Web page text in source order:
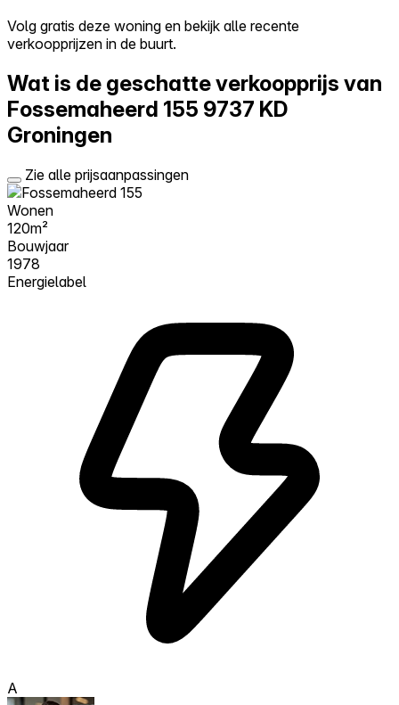
Log in
Probeer Walter gratis
Volg gratis deze woning en bekijk alle recente
verkoopprijzen in de buurt.
Wat is de geschatte verkoopprijs van
Fossemaheerd 155 9737 KD
Groningen
Zie alle prijsaanpassingen
Wonen
120m²
Bouwjaar
1978
Energielabel
A